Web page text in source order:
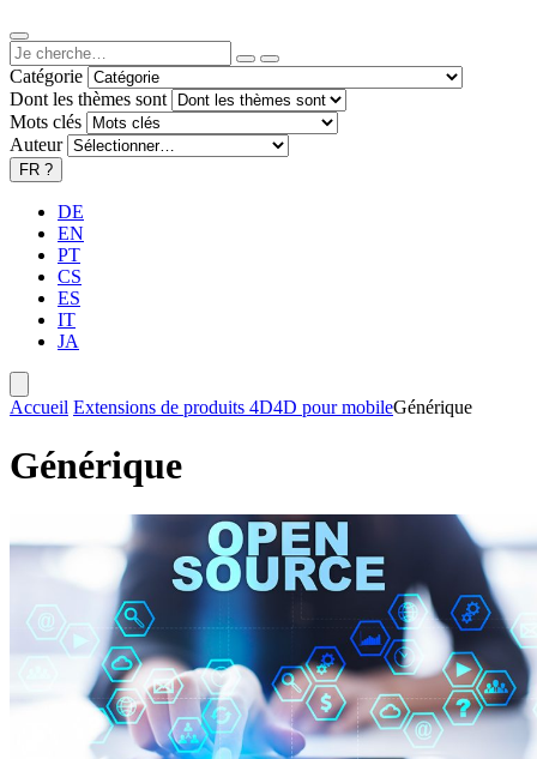
Catégorie
Dont les thèmes sont
Mots clés
Auteur
FR ?
DE
EN
PT
CS
ES
IT
JA
Accueil Extensions de produits 4D4D pour mobileGénérique
Générique